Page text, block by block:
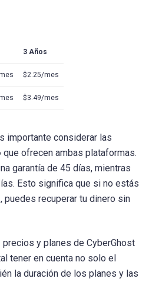
3 Años
$2.25/mes
$3.49/mes
importante considerar las
que ofrecen ambas plataformas.
garantía de 45 días, mientras
Esto significa que si no estás
recuperar tu dinero sin
precios y planes de CyberGhost
tener en cuenta no solo el
la duración de los planes y las